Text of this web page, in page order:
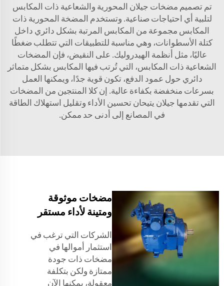
تم تصميم مضخات جيلان المحورية والشعاعية ذات المكابس
لتلبية أي احتياجات صناعية. وتستخدم المضخة المحورية ذات
المكابس مجموعة من المكابس المرتبة بشكل دائري داخل
كتلة الأسطوانات، وهي مناسبة للتطبيقات التي تتطلب ضغطًا
عاليًا، مثل أنظمة الهيدروليك. على النقيض، فإن المضخات
الشعاعية ذات المكابس، التي تُرتب فيها المكابس بشكل متماثر
دائري حول عمود الدفع، تكون قوية جدًا، ويمكنها العمل
بسرعات منخفضة بكفاءة عالية. إن كلا المنتجين من المضخات
التي تقدمها جيلان يتيحان تحسين الأداء وتقليل استهلاك الطاقة
في المصانع إلى أدنى حد ممكن.
مضخات موثوقة
ومتينة لأداء مستقر
الشركات التي ترغب في
استثمار أموالها في
مضخات ذات جودة
ممتازة ولكن بتكلفة
معقولة، يمكنها الآن